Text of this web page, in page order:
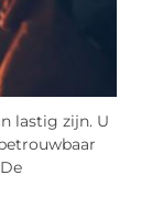
lastig zijn. U